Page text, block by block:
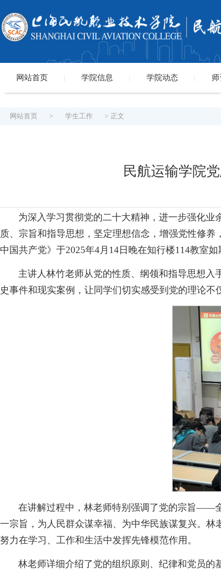
网站首页 学院信息 学院动态
网站首页 > 学生工作 > 正文
民航运输学院
为深入学习贯彻党的二十大精神，进一步强化
质、宗旨和指导思想，坚定理想信念，增强党性修
中国共产党》于2025年4月14日晚在知行楼114教室
主讲人林竹老师从党的性质、纲领和指导思想
史事件和现实案例，让同学们切实感受到党的理论
在讲解过程中，林老师特别强调了党的宗旨——
一宗旨，为人民群众谋幸福、为中华民族谋复兴。
努力在学习、工作和生活中发挥先锋模范作用。
林老师详细介绍了党的组织原则、纪律和党员